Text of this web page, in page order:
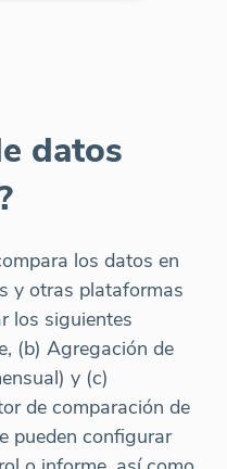
datos
los datos en
y otras plataformas
los siguientes
(b) Agregación de
y (c)
de comparación de
pueden configurar